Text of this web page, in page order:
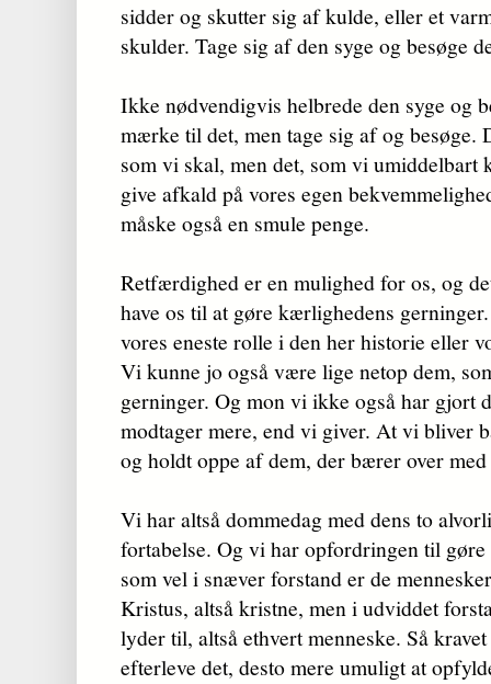
sidder og skutter sig af kulde, eller et
skulder. Tage sig af den syge og besøge
Ikke nødvendigvis helbrede den syge og
mærke til det, men tage sig af og besøge.
som vi skal, men det, som vi umiddelbart
give afkald på vores egen
måske også en smule penge.
Retfærdighed er en mulighed for os, og
have os til at gøre kærlighedens
vores eneste rolle i den her historie eller
Vi kunne jo også være lige netop dem,
gerninger. Og mon vi ikke også har gjort
modtager mere, end vi giver. At vi bliver
og holdt oppe af dem, der bærer over
Vi har altså dommedag med dens to
fortabelse. Og vi har opfordringen til
som vel i snæver forstand er de
Kristus, altså kristne, men i udviddet
lyder til, altså ethvert menneske. Så
efterleve det, desto mere umuligt at